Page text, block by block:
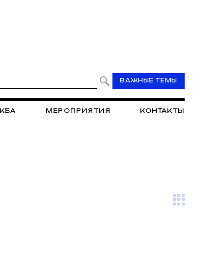
ВАЖНЫЕ ТЕМЫ
МЕРОПРИЯТИЯ КОНТАКТЫ